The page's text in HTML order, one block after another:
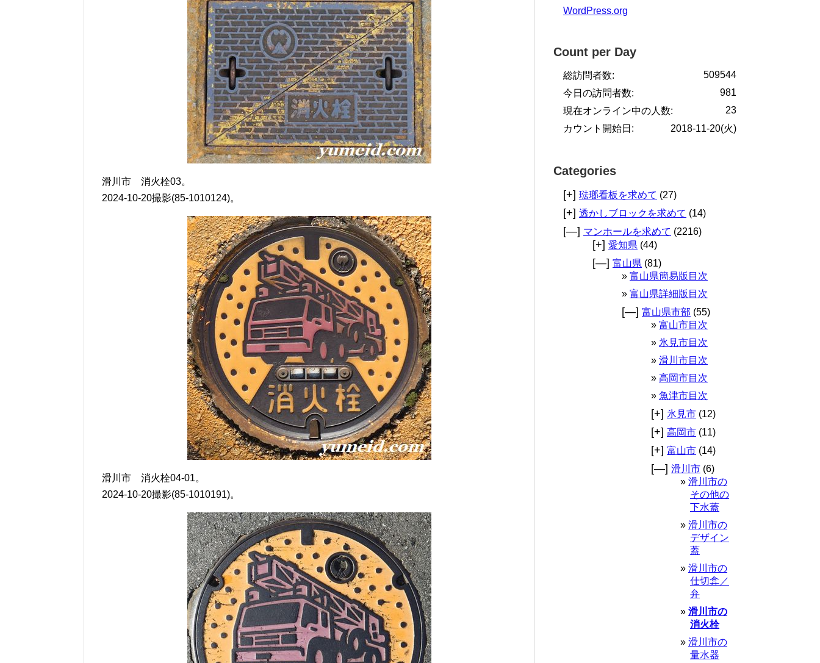
滑川市 消火栓03。
2024-10-20撮影(85-1010124)。
滑川市 消火栓04-01。
2024-10-20撮影(85-1010191)。
WordPress.org
Count per Day
509544
総訪問者数:
981
今日の訪問者数:
23
現在オンライン中の人数:
2018-11-20(火)
カウント開始日:
Categories
[+] 琺瑯看板を求めて (27)
[+] 透かしブロックを求めて (14)
[—] マンホールを求めて (2216)
[+] 愛知県 (44)
[—] 富山県 (81)
富山県簡易版目次
富山県詳細版目次
[—] 富山県市部 (55)
富山市目次
氷見市目次
滑川市目次
高岡市目次
魚津市目次
[+] 氷見市 (12)
[+] 高岡市 (11)
[+] 富山市 (14)
[—] 滑川市 (6)
滑川市の
その他の
下水蓋
滑川市の
デザイン
蓋
滑川市の
仕切弇／
弁
滑川市の
消火栓
滑川市の
量水器